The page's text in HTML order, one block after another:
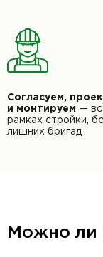
Согласуем,
и монтируем —
рамках стройки,
лишних бригад
Можно ли